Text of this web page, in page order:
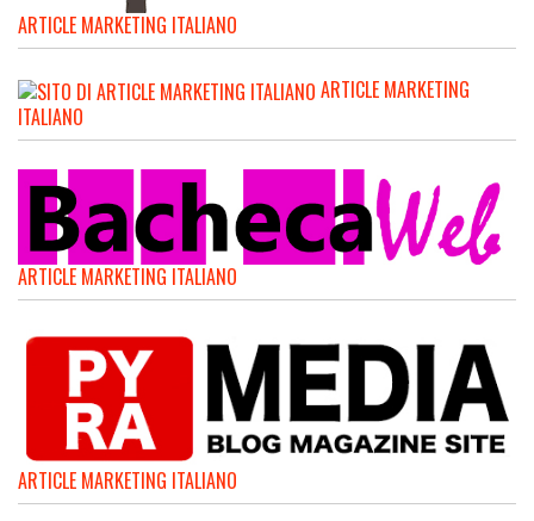
ARTICLE MARKETING ITALIANO
ARTICLE MARKETING
ITALIANO
ARTICLE MARKETING ITALIANO
ARTICLE MARKETING ITALIANO